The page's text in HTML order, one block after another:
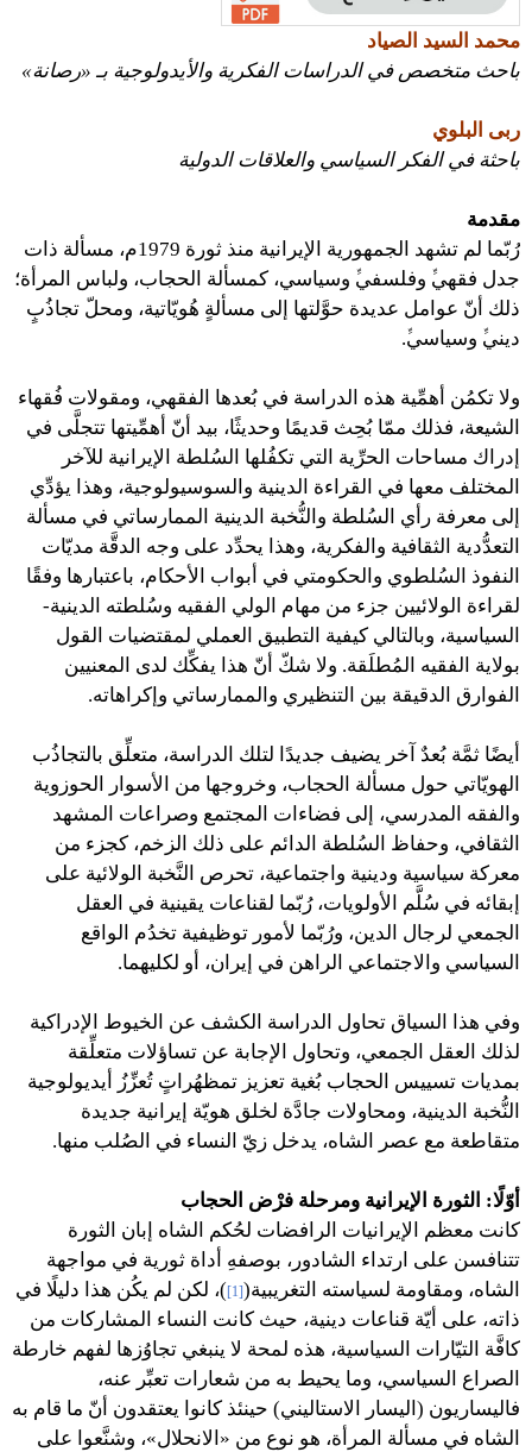
محمد السيد الصياد
باحث متخصص في الدراسات الفكرية والأيدولوجية بـ «رصانة»
ربى البلوي
باحثة في الفكر السياسي والعلاقات الدولية
مقدمة
رُبّما لم تشهد الجمهورية الإيرانية منذ ثورة 1979م، مسألة ذات
جدل فقهيﱟ وفلسفيﱟ وسياسي، كمسألة الحجاب، ولباس المرأة؛
ذلك أنّ عوامل عديدة حوَّلتها إلى مسألةٍ هُويّاتية، ومحلّ تجاذُبٍ
دينيﱟ وسياسيﱟ.
ولا تكمُن أهمِّية هذه الدراسة في بُعدها الفقهي، ومقولات فُقهاء
الشيعة، فذلك ممّا بُحِث قديمًا وحديثًا، بيد أنّ أهمِّيتها تتجلَّى في
إدراك مساحات الحرِّية التي تكفُلها السُلطة الإيرانية للآخر
المختلف معها في القراءة الدينية والسوسيولوجية، وهذا يؤدِّي
إلى معرفة رأي السُلطة والنُّخبة الدينية الممارساتي في مسألة
التعدُّدية الثقافية والفكرية، وهذا يحدِّد على وجه الدقَّة مديّات
النفوذ السُلطوي والحكومتي في أبواب الأحكام، باعتبارها وفقًا
لقراءة الولائيين جزء من مهام الولي الفقيه وسُلطته الدينية-
السياسية، وبالتالي كيفية التطبيق العملي لمقتضيات القول
بولاية الفقيه المُطلَقة. ولا شكّ أنّ هذا يفكِّك لدى المعنيين
الفوارق الدقيقة بين التنظيري والممارساتي وإكراهاته.
أيضًا ثمَّة بُعدٌ آخر يضيف جديدًا لتلك الدراسة، متعلِّق بالتجاذُب
الهويّاتي حول مسألة الحجاب، وخروجها من الأسوار الحوزوية
والفقه المدرسي، إلى فضاءات المجتمع وصراعات المشهد
الثقافي، وحفاظ السُلطة الدائم على ذلك الزخم، كجزء من
معركة سياسية ودينية واجتماعية، تحرص النَّخبة الولائية على
إبقائه في سُلَّم الأولويات، رُبّما لقناعات يقينية في العقل
الجمعي لرجال الدين، ورُبّما لأمور توظيفية تخدُم الواقع
السياسي والاجتماعي الراهن في إيران، أو لكليهما.
وفي هذا السياق تحاول الدراسة الكشف عن الخيوط الإدراكية
لذلك العقل الجمعي، وتحاول الإجابة عن تساؤلات متعلِّقة
بمديات تسييس الحجاب بُغية تعزيز تمظهُراتٍ تُعزِّزُ أيديولوجية
النُّخبة الدينية، ومحاولات جادَّة لخلق هويّة إيرانية جديدة
متقاطعة مع عصر الشاه، يدخل زيّ النساء في الصُلب منها.
أوّلًا: الثورة الإيرانية ومرحلة فرْض الحجاب
كانت معظم الإيرانيات الرافضات لحُكم الشاه إبان الثورة
تتنافسن على ارتداء الشادور، بوصفهِ أداة ثورية في مواجهة
الشاه، ومقاومة لسياسته التغريبية([1]
)، لكن لم يكُن هذا دليلًا في
ذاته، على أيّة قناعات دينية، حيث كانت النساء المشاركات من
كافَّة التيّارات السياسية، هذه لمحة لا ينبغي تجاوُزها لفهم خارطة
الصراع السياسي، وما يحيط به من شعارات تعبِّر عنه،
فاليساريون (اليسار الاستاليني) حينئذ كانوا يعتقدون أنّ ما قام به
الشاه في مسألة المرأة، هو نوع من «الانحلال»، وشنَّعوا على